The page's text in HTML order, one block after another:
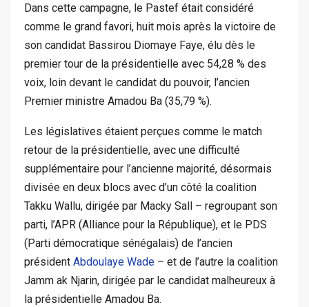
Dans cette campagne, le Pastef était considéré
comme le grand favori, huit mois après la victoire de
son candidat Bassirou Diomaye Faye, élu dès le
premier tour de la présidentielle avec 54,28 % des
voix, loin devant le candidat du pouvoir, l’ancien
Premier ministre Amadou Ba (35,79 %).
Les législatives étaient perçues comme le match
retour de la présidentielle, avec une difficulté
supplémentaire pour l’ancienne majorité, désormais
divisée en deux blocs avec d’un côté la coalition
Takku Wallu, dirigée par Macky Sall – regroupant son
parti, l’APR (Alliance pour la République), et le PDS
(Parti démocratique sénégalais) de l’ancien
président Abdoulaye Wade – et de l’autre la coalition
Jamm ak Njarin, dirigée par le candidat malheureux à
la présidentielle Amadou Ba.